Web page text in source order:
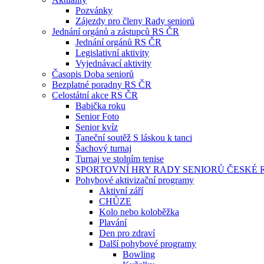
Pozvánky
Zájezdy pro členy Rady seniorů
Jednání orgánů a zástupců RS ČR
Jednání orgánů RS ČR
Legislativní aktivity
Vyjednávací aktivity
Časopis Doba seniorů
Bezplatné poradny RS ČR
Celostátní akce RS ČR
Babička roku
Senior Foto
Senior kvíz
Taneční soutěž S láskou k tanci
Šachový turnaj
Turnaj ve stolním tenise
SPORTOVNÍ HRY RADY SENIORŮ ČESKÉ
Pohybové aktivizační programy
Aktivní září
CHŮZE
Kolo nebo koloběžka
Plavání
Den pro zdraví
Další pohybové programy
Bowling